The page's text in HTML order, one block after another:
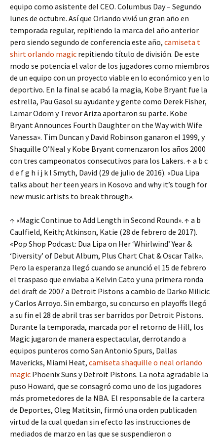
equipo como asistente del CEO. Columbus Day – Segundo
lunes de octubre. Así que Orlando vivió un gran año en
temporada regular, repitiendo la marca del año anterior
pero siendo segundo de conferencia este año, camiseta t
shirt orlando magic repitiendo título de división. De este
modo se potencia el valor de los jugadores como miembros
de un equipo con un proyecto viable en lo económico y en lo
deportivo. En la final se acabó la magia, Kobe Bryant fue la
estrella, Pau Gasol su ayudante y gente como Derek Fisher,
Lamar Odom y Trevor Ariza aportaron su parte. Kobe
Bryant Announces Fourth Daughter on the Way with Wife
Vanessa». Tim Duncan y David Robinson ganaron el 1999, y
Shaquille O’Neal y Kobe Bryant comenzaron los años 2000
con tres campeonatos consecutivos para los Lakers. ↑ a b c
d e f g h i j k l Smyth, David (29 de julio de 2016). «Dua Lipa
talks about her teen years in Kosovo and why it’s tough for
new music artists to break through».
↑ «Magic Continue to Add Length in Second Round». ↑ a b
Caulfield, Keith; Atkinson, Katie (28 de febrero de 2017).
«Pop Shop Podcast: Dua Lipa on Her ‘Whirlwind’ Year &
‘Diversity’ of Debut Album, Plus Chart Chat & Oscar Talk».
Pero la esperanza llegó cuando se anunció el 15 de febrero
el traspaso que enviaba a Kelvin Cato y una primera ronda
del draft de 2007 a Detroit Pistons a cambio de Darko Milicic
y Carlos Arroyo. Sin embargo, su concurso en playoffs llegó
a su fin el 28 de abril tras ser barridos por Detroit Pistons.
Durante la temporada, marcada por el retorno de Hill, los
Magic jugaron de manera espectacular, derrotando a
equipos punteros como San Antonio Spurs, Dallas
Mavericks, Miami Heat, camiseta shaquille o neal orlando
magic Phoenix Suns y Detroit Pistons. La nota agradable la
puso Howard, que se consagró como uno de los jugadores
más prometedores de la NBA. El responsable de la cartera
de Deportes, Oleg Matitsin, firmó una orden publicaden
virtud de la cual quedan sin efecto las instrucciones de
mediados de marzo en las que se suspendieron o